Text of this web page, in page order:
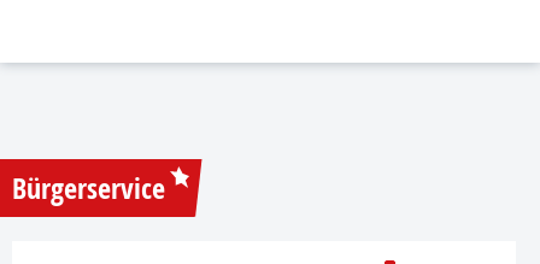
Bürgerservice